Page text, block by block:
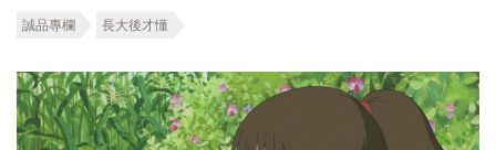
誠品專欄 長大後才懂